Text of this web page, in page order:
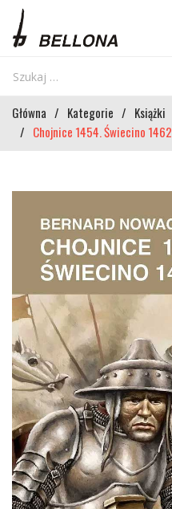
Główna / Kategorie / Książki
/ Chojnice 1454. Świecino 1462